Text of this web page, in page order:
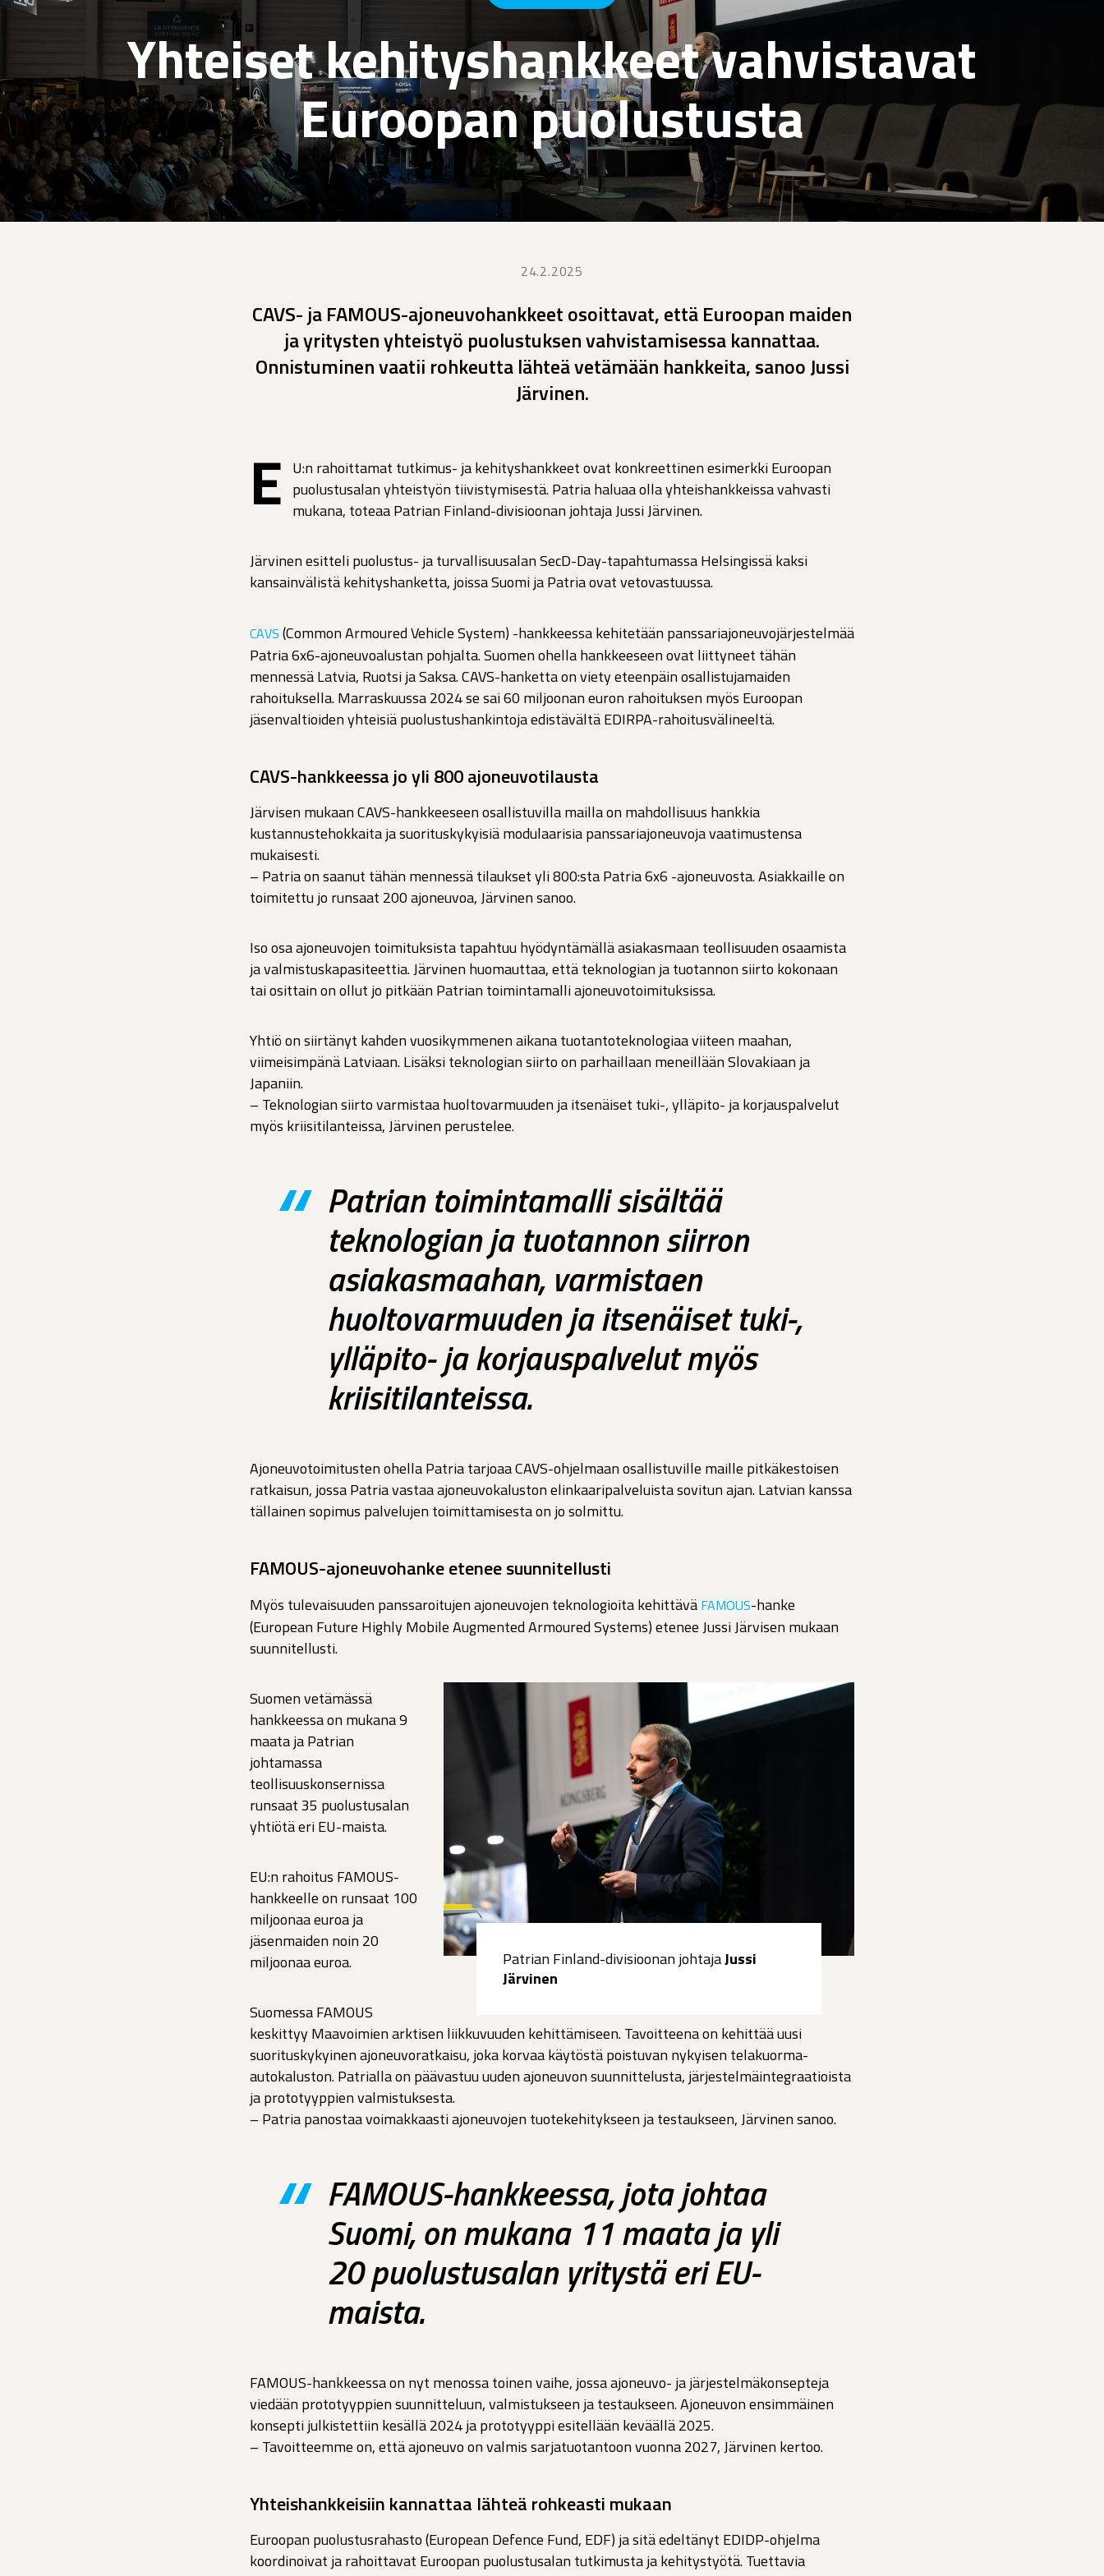
Yhteiset kehityshankkeet vahvistavat
Euroopan puolustusta
24.2.2025
CAVS- ja FAMOUS-ajoneuvohankkeet osoittavat, että Euroopan maiden
ja yritysten yhteistyö puolustuksen vahvistamisessa kannattaa.
Onnistuminen vaatii rohkeutta lähteä vetämään hankkeita, sanoo Jussi
Järvinen.
E U:n rahoittamat tutkimus- ja kehityshankkeet ovat konkreettinen esimerkki Euroopan
puolustusalan yhteistyön tiivistymisestä. Patria haluaa olla yhteishankkeissa vahvasti
mukana, toteaa Patrian Finland-divisioonan johtaja Jussi Järvinen.
Järvinen esitteli puolustus- ja turvallisuusalan SecD-Day-tapahtumassa Helsingissä kaksi
kansainvälistä kehityshanketta, joissa Suomi ja Patria ovat vetovastuussa.
CAVS (Common Armoured Vehicle System) -hankkeessa kehitetään panssariajoneuvojärjestelmää
Patria 6x6-ajoneuvoalustan pohjalta. Suomen ohella hankkeeseen ovat liittyneet tähän
mennessä Latvia, Ruotsi ja Saksa. CAVS-hanketta on viety eteenpäin osallistujamaiden
rahoituksella. Marraskuussa 2024 se sai 60 miljoonan euron rahoituksen myös Euroopan
jäsenvaltioiden yhteisiä puolustushankintoja edistävältä EDIRPA-rahoitusvälineeltä.
CAVS-hankkeessa jo yli 800 ajoneuvotilausta
Järvisen mukaan CAVS-hankkeeseen osallistuvilla mailla on mahdollisuus hankkia
kustannustehokkaita ja suorituskykyisiä modulaarisia panssariajoneuvoja vaatimustensa
mukaisesti.
– Patria on saanut tähän mennessä tilaukset yli 800:sta Patria 6x6 -ajoneuvosta. Asiakkaille on
toimitettu jo runsaat 200 ajoneuvoa, Järvinen sanoo.
Iso osa ajoneuvojen toimituksista tapahtuu hyödyntämällä asiakasmaan teollisuuden osaamista
ja valmistuskapasiteettia. Järvinen huomauttaa, että teknologian ja tuotannon siirto kokonaan
tai osittain on ollut jo pitkään Patrian toimintamalli ajoneuvotoimituksissa.
Yhtiö on siirtänyt kahden vuosikymmenen aikana tuotantoteknologiaa viiteen maahan,
viimeisimpänä Latviaan. Lisäksi teknologian siirto on parhaillaan meneillään Slovakiaan ja
Japaniin.
– Teknologian siirto varmistaa huoltovarmuuden ja itsenäiset tuki-, ylläpito- ja korjauspalvelut
myös kriisitilanteissa, Järvinen perustelee.
Patrian toimintamalli sisältää
teknologian ja tuotannon siirron
asiakasmaahan, varmistaen
huoltovarmuuden ja itsenäiset tuki-,
ylläpito- ja korjauspalvelut myös
kriisitilanteissa.
Ajoneuvotoimitusten ohella Patria tarjoaa CAVS-ohjelmaan osallistuville maille pitkäkestoisen
ratkaisun, jossa Patria vastaa ajoneuvokaluston elinkaaripalveluista sovitun ajan. Latvian kanssa
tällainen sopimus palvelujen toimittamisesta on jo solmittu.
FAMOUS-ajoneuvohanke etenee suunnitellusti
Myös tulevaisuuden panssaroitujen ajoneuvojen teknologioita kehittävä FAMOUS-hanke
(European Future Highly Mobile Augmented Armoured Systems) etenee Jussi Järvisen mukaan
suunnitellusti.
Patrian Finland-divisioonan johtajaJussi
Järvinen
Suomen vetämässä
hankkeessa on mukana 9
maata ja Patrian
johtamassa
teollisuuskonsernissa
runsaat 35 puolustusalan
yhtiötä eri EU-maista.
EU:n rahoitus FAMOUS-
hankkeelle on runsaat 100
miljoonaa euroa ja
jäsenmaiden noin 20
miljoonaa euroa.
Suomessa FAMOUS
keskittyy Maavoimien arktisen liikkuvuuden kehittämiseen. Tavoitteena on kehittää uusi
suorituskykyinen ajoneuvoratkaisu, joka korvaa käytöstä poistuvan nykyisen telakuorma-
autokaluston. Patrialla on päävastuu uuden ajoneuvon suunnittelusta, järjestelmäintegraatioista
ja prototyyppien valmistuksesta.
– Patria panostaa voimakkaasti ajoneuvojen tuotekehitykseen ja testaukseen, Järvinen sanoo.
FAMOUS-hankkeessa, jota johtaa
Suomi, on mukana 11 maata ja yli
20 puolustusalan yritystä eri EU-
maista.
FAMOUS-hankkeessa on nyt menossa toinen vaihe, jossa ajoneuvo- ja järjestelmäkonsepteja
viedään prototyyppien suunnitteluun, valmistukseen ja testaukseen. Ajoneuvon ensimmäinen
konsepti julkistettiin kesällä 2024 ja prototyyppi esitellään keväällä 2025.
– Tavoitteemme on, että ajoneuvo on valmis sarjatuotantoon vuonna 2027, Järvinen kertoo.
Yhteishankkeisiin kannattaa lähteä rohkeasti mukaan
Euroopan puolustusrahasto (European Defence Fund, EDF) ja sitä edeltänyt EDIDP-ohjelma
koordinoivat ja rahoittavat Euroopan puolustusalan tutkimusta ja kehitystyötä. Tuettavia